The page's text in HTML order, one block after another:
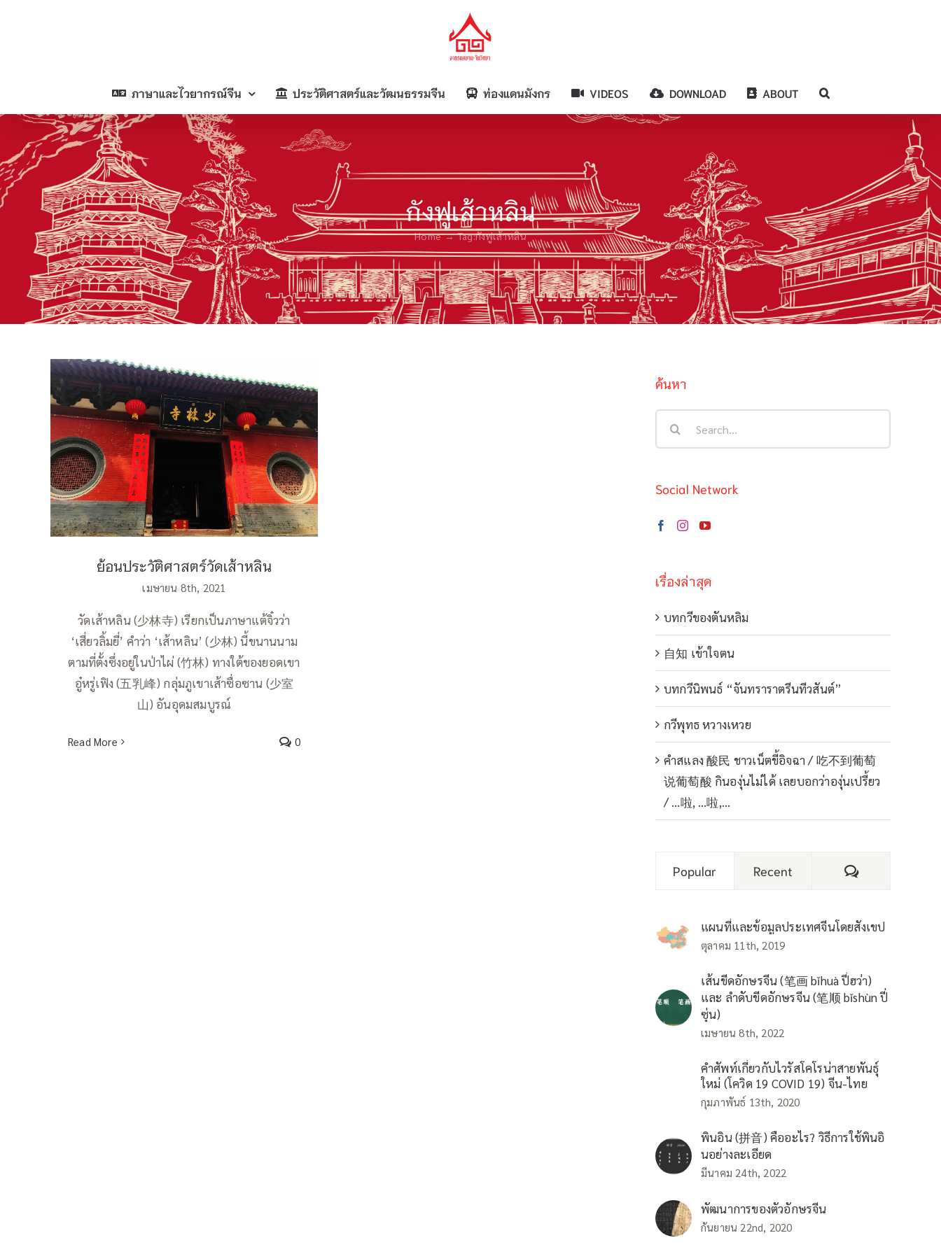
ภาษาและไวยากรณ์จีน ประวัติศาสตร์และวัฒนธรรมจีน ท่องแดนมังกร VIDEOS DOWNLOAD ABOUT
กังฟูเส้าหลิน
Home Tag:กังฟูเส้าหลิน
ย้อนประวัติศาสตร์วัดเส้าหลิน
ย้อนประวัติศาสตร์วัดเส้าหลิน
เมษายน 8th, 2021
วัดเส้าหลิน (少林寺) เรียกเป็นภาษาแต้จิ๋วว่า
‘เสี่ยวลิ้มยี่’ คำว่า ‘เส้าหลิน’ (少林) นี้ขนานนาม
ตามที่ตั้งซึ่งอยู่ในป่าไผ่ (竹林) ทางใต้ของยอดเขา
อู๋หรู่เฟิง (五乳峰) กลุ่มภูเขาเส้าซื่อซาน (少室
山) อันอุดมสมบูรณ์
Read More 0
ค้นหา
Social Network
เรื่องล่าสุด
บทกวีของตันหลิม
自知 เข้าใจตน
บทกวีนิพนธ์ “จันทราราตรีนทีวสันต์”
กวีพุทธ หวางเหวย
คำสแลง 酸民 ชาวเน็ตขี้อิจฉา / 吃不到葡萄
说葡萄酸 กินองุ่นไม่ได้ เลยบอกว่าองุ่นเปรี้ยว
/ …啦, …啦,…
Popular Recent Comments
แผนที่และข้อมูลประเทศจีนโดยสังเขป
ตุลาคม 11th, 2019
เส้นขีดอักษรจีน (笔画 bǐhuà ปี่ฮว่า)
และ ลำดับขีดอักษรจีน (笔顺 bǐshùn ปี่
ซุ่น)
เมษายน 8th, 2022
คำศัพท์เกี่ยวกับไวรัสโคโรน่าสายพันธุ์
ใหม่ (โควิด 19 COVID 19) จีน-ไทย
กุมภาพันธ์ 13th, 2020
พินอิน (拼音) คืออะไร? วิธีการใช้พินอิ
นอย่างละเอียด
มีนาคม 24th, 2022
พัฒนาการของตัวอักษรจีน
กันยายน 22nd, 2020